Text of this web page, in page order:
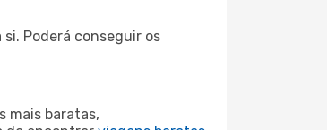
Poderá conseguir os
mais baratas,